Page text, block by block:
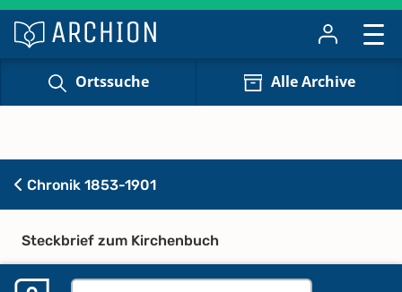
Ortssuche Alle Archive
Chronik 1853-1901
Steckbrief zum Kirchenbuch